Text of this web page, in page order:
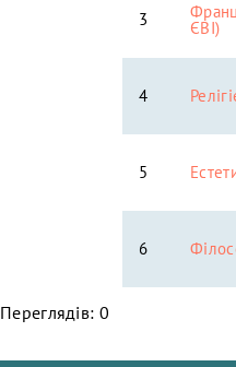
3 ЄВІ)
4
5
6
Переглядів: 0